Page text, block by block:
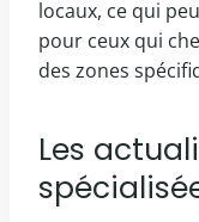
locaux, ce qui
pour ceux qui
des zones
Les